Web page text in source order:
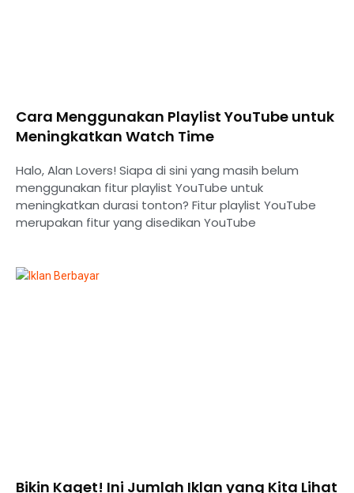
Cara Menggunakan Playlist YouTube untuk
Meningkatkan Watch Time
Halo, Alan Lovers! Siapa di sini yang masih belum
menggunakan fitur playlist YouTube untuk
meningkatkan durasi tonton? Fitur playlist YouTube
merupakan fitur yang disedikan YouTube
Bikin Kaget! Ini Jumlah Iklan yang Kita Lihat